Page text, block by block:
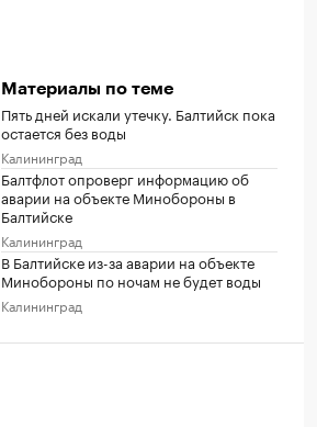
Материалы по теме
Пять дней искали утечку. Балтийск пока
остается без воды
Калининград
Балтфлот опроверг информацию об
аварии на объекте Минобороны в
Балтийске
Калининград
В Балтийске из-за аварии на объекте
Минобороны по ночам не будет воды
Калининград